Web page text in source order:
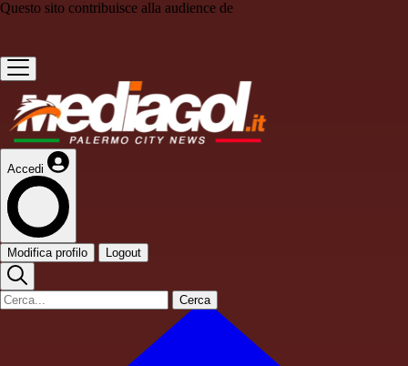
Questo sito contribuisce alla audience de
Accedi
Modifica profilo Logout
Cerca